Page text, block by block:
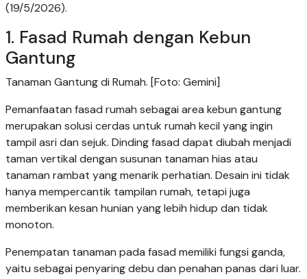
(19/5/2026).
1. Fasad Rumah dengan Kebun
Gantung
Tanaman Gantung di Rumah. [Foto: Gemini]
Pemanfaatan fasad rumah sebagai area kebun gantung
merupakan solusi cerdas untuk rumah kecil yang ingin
tampil asri dan sejuk. Dinding fasad dapat diubah menjadi
taman vertikal dengan susunan tanaman hias atau
tanaman rambat yang menarik perhatian. Desain ini tidak
hanya mempercantik tampilan rumah, tetapi juga
memberikan kesan hunian yang lebih hidup dan tidak
monoton.
Penempatan tanaman pada fasad memiliki fungsi ganda,
yaitu sebagai penyaring debu dan penahan panas dari luar.